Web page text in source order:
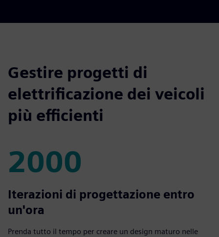
Gestire progetti di
elettrificazione dei veicoli
più efficienti
2000
2000
Iterazioni di progettazione entro
un'ora
Prenda tutto il tempo per creare un design maturo nelle